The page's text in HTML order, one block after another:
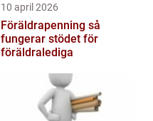
10 april 2026
Föräldrapenning så
fungerar stödet för
föräldralediga